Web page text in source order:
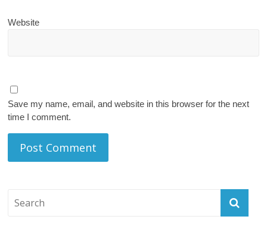
Website
Save my name, email, and website in this browser for the next
time I comment.